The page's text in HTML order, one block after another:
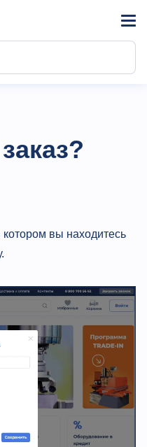
вы находитесь